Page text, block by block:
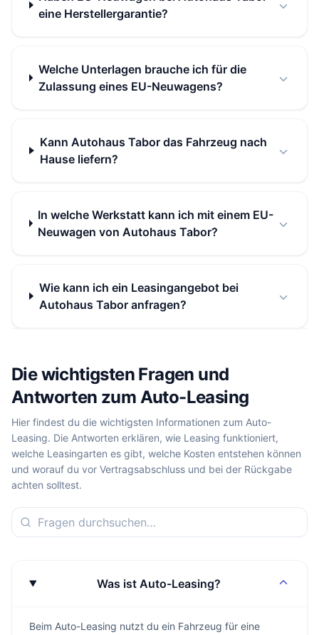
eine Herstellergarantie?
Welche Unterlagen brauche ich für die
Zulassung eines EU-Neuwagens?
Kann Autohaus Tabor das Fahrzeug nach
Hause liefern?
In welche Werkstatt kann ich mit einem EU-
Neuwagen von Autohaus Tabor?
Wie kann ich ein Leasingangebot bei
Autohaus Tabor anfragen?
Die wichtigsten Fragen und
Antworten zum Auto-Leasing
Hier findest du die wichtigsten Informationen zum Auto-
Leasing. Die Antworten erklären, wie Leasing funktioniert,
welche Leasingarten es gibt, welche Kosten entstehen können
und worauf du vor Vertragsabschluss und bei der Rückgabe
achten solltest.
Was ist Auto-Leasing?
Beim Auto-Leasing nutzt du ein Fahrzeug für eine